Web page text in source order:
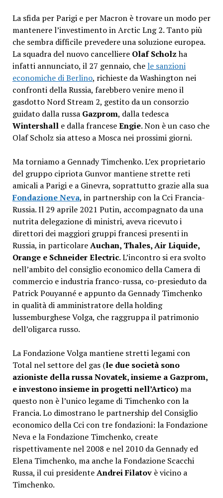
La sfida per Parigi e per Macron è trovare un modo per
mantenere l’investimento in Arctic Lng 2. Tanto più
che sembra difficile prevedere una soluzione europea.
La squadra del nuovo cancelliere Olaf Scholzha
infatti annunciato, il 27 gennaio, che le sanzioni
economiche di Berlino, richieste da Washington nei
confronti della Russia, farebbero venire meno il
gasdotto Nord Stream 2, gestito da un consorzio
guidato dalla russa Gazprom, dalla tedesca
Wintershalle dalla franceseEngie. Non è un caso che
Olaf Scholz sia atteso a Mosca nei prossimi giorni.
Ma torniamo a Gennady Timchenko. L’ex proprietario
del gruppo cipriota Gunvor mantiene strette reti
amicali a Parigi e a Ginevra, soprattutto grazie alla sua
Fondazione Neva, in partnership con la Cci Francia-
Russia. Il 29 aprile 2021 Putin, accompagnato da una
nutrita delegazione di ministri, aveva ricevuto i
direttori dei maggiori gruppi francesi presenti in
Russia, in particolareAuchan, Thales, Air Liquide,
Orange e Schneider Electric. L’incontro si era svolto
nell’ambito del consiglio economico della Camera di
commercio e industria franco-russa, co-presieduto da
Patrick Pouyanné e appunto da Gennady Timchenko
in qualità di amministratore della holding
lussemburghese Volga, che raggruppa il patrimonio
dell’oligarca russo.
La Fondazione Volga mantiene stretti legami con
Total nel settore del gas (le due società sono
azioniste della russa Novatek, insieme a Gazprom,
e investono insieme in progetti nell’Artico)ma
questo non è l’unico legame di Timchenko con la
Francia. Lo dimostrano le partnership del Consiglio
economico della Cci con tre fondazioni: la Fondazione
Neva e la Fondazione Timchenko, create
rispettivamente nel 2008 e nel 2010 da Gennady ed
Elena Timchenko, ma anche la Fondazione Scacchi
Russa, il cui presidenteAndrei Filatovè vicino a
Timchenko.